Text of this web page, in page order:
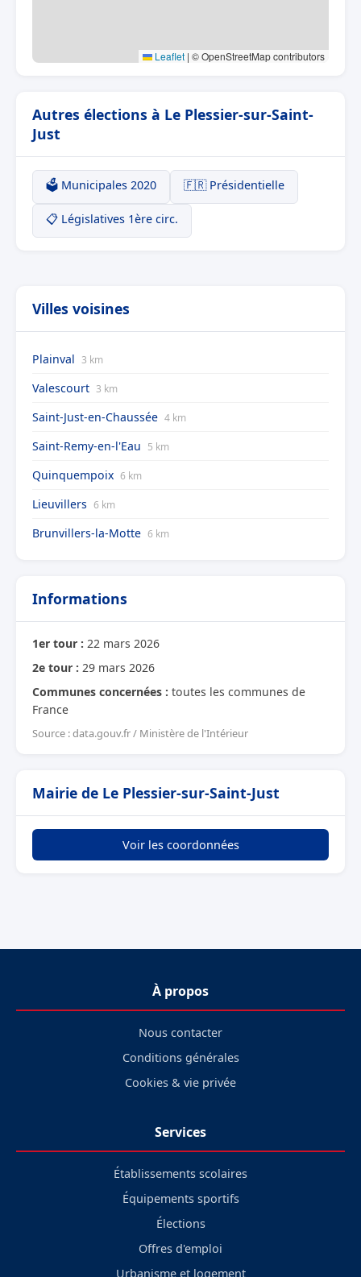
Leaflet | © OpenStreetMap contributors
Autres élections à Le Plessier-sur-Saint-
Just
🗳️ Municipales 2020 🇫🇷 Présidentielle
📋 Législatives 1ère circ.
Villes voisines
Plainval 3 km
Valescourt 3 km
Saint-Just-en-Chaussée 4 km
Saint-Remy-en-l'Eau 5 km
Quinquempoix 6 km
Lieuvillers 6 km
Brunvillers-la-Motte 6 km
Informations
1er tour : 22 mars 2026
2e tour : 29 mars 2026
Communes concernées : toutes les communes de
France
Source : data.gouv.fr / Ministère de l'Intérieur
Mairie de Le Plessier-sur-Saint-Just
Voir les coordonnées
À propos
Nous contacter
Conditions générales
Cookies & vie privée
Services
Établissements scolaires
Équipements sportifs
Élections
Offres d'emploi
Urbanisme et logement